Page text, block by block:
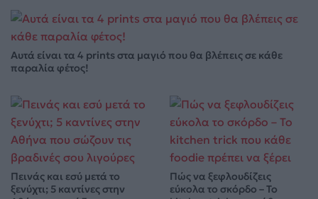
Αυτά είναι τα 4 prints στα μαγιό που θα βλέπεις σε κάθε
παραλία φέτος!
Πεινάς και εσύ μετά το
ξενύχτι; 5 καντίνες στην
Πώς να ξεφλουδίζεις
εύκολα το σκόρδο – Το